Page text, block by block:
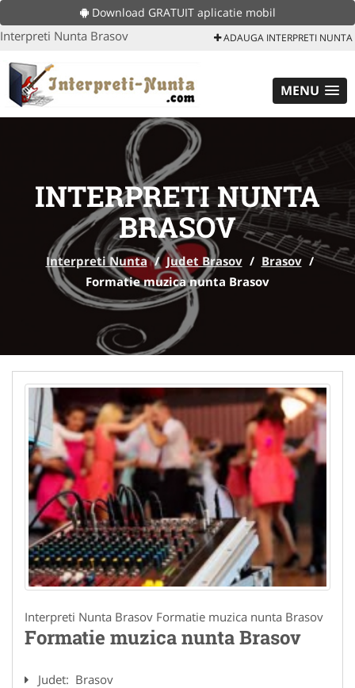
Download GRATUIT aplicatie mobil
Interpreti Nunta Brasov ADAUGA INTERPRETI NUNTA
MENU
INTERPRETI NUNTA
BRASOV
Interpreti Nunta / Judet Brasov / Brasov /
Formatie muzica nunta Brasov
Interpreti Nunta Brasov Formatie muzica nunta Brasov
Formatie muzica nunta Brasov
Judet: Brasov